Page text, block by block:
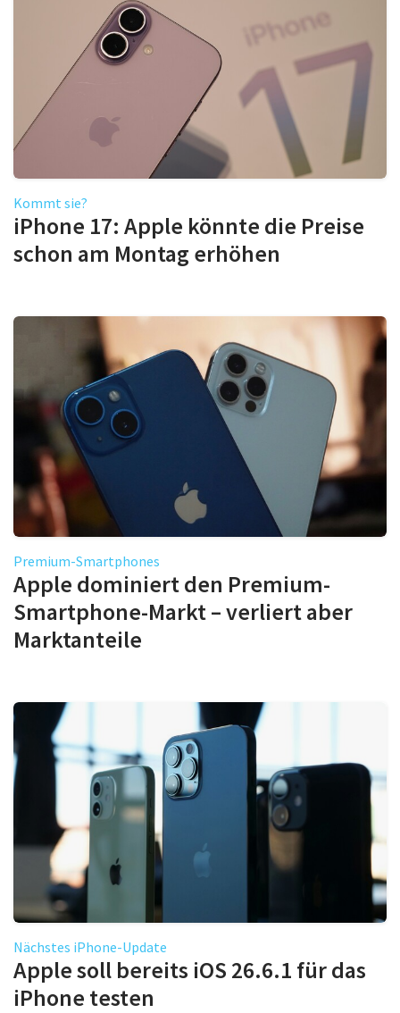
Kommt sie?
iPhone 17: Apple könnte die Preise
schon am Montag erhöhen
Premium-Smartphones
Apple dominiert den Premium-
Smartphone-Markt – verliert aber
Marktanteile
Nächstes iPhone-Update
Apple soll bereits iOS 26.6.1 für das
iPhone testen